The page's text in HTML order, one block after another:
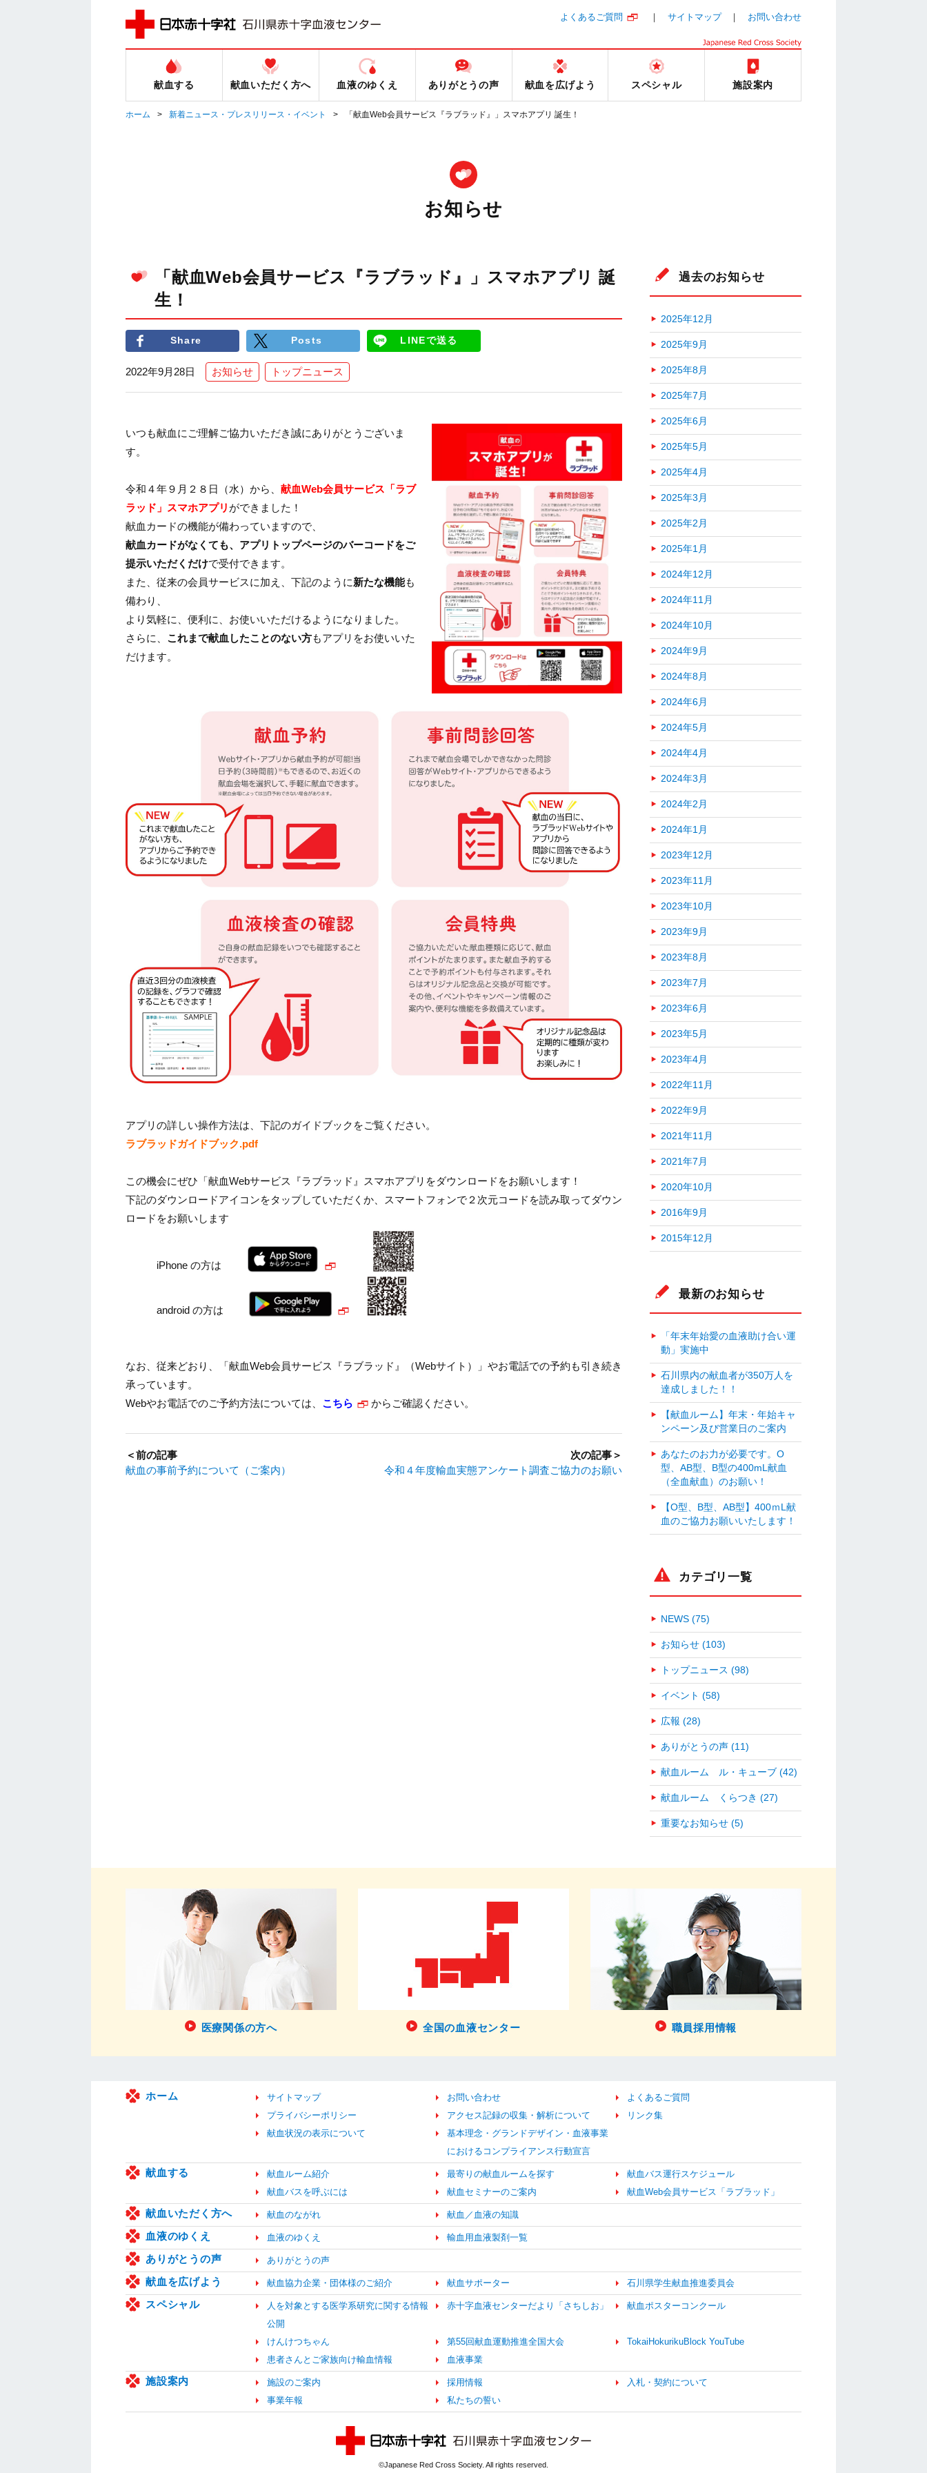
よくあるご質問 サイトマップ お問い合わせ
献血する 献血いただく方へ 血液のゆくえ ありがとうの声 献血を広げよう スペシャル 施設案内
ホーム 新着ニュース・プレスリリース・イベント 「献血Web会員サービス『ラブラッド』」スマホアプリ 誕生！
お知らせ
「献血Web会員サービス『ラブラッド』」スマホアプリ 誕
生！
Share Posts LINEで送る
2022年9月28日 お知らせ トップニュース
いつも献血にご理解ご協力いただき誠にありがとうございま
す。
令和４年９月２８日（水）から、 献血Web会員サービス「ラブ
ラッド」スマホアプリ ができました！
献血カードの機能が備わっていますので、
献血カードがなくても、アプリトップページのバーコードをご
提示いただくだけで受付できます。
また、従来の会員サービスに加え、下記のように新たな機能も
備わり、
より気軽に、便利に、お使いいただけるようになりました。
さらに、 これまで献血したことのない方もアプリをお使いいた
だけます。
アプリの詳しい操作方法は、下記のガイドブックをご覧ください。
ラブラッドガイドブック.pdf
この機会にぜひ「献血Webサービス『ラブラッド』スマホアプリをダウンロードをお願いします！
下記のダウンロードアイコンをタップしていただくか、スマートフォンで２次元コードを読み取ってダウン
ロードをお願いします
iPhone の方は
android の方は
なお、従来どおり、「献血Web会員サービス『ラブラッド』（Webサイト）」やお電話での予約も引き続き
承っています。
Webやお電話でのご予約方法については、 こちら からご確認ください。
＜前の記事
献血の事前予約について（ご案内）
次の記事＞
令和４年度輸血実態アンケート調査ご協力のお願い
過去のお知らせ
2025年12月
2025年9月
2025年8月
2025年7月
2025年6月
2025年5月
2025年4月
2025年3月
2025年2月
2025年1月
2024年12月
2024年11月
2024年10月
2024年9月
2024年8月
2024年6月
2024年5月
2024年4月
2024年3月
2024年2月
2024年1月
2023年12月
2023年11月
2023年10月
2023年9月
2023年8月
2023年7月
2023年6月
2023年5月
2023年4月
2022年11月
2022年9月
2021年11月
2021年7月
2020年10月
2016年9月
2015年12月
最新のお知らせ
「年末年始愛の血液助け合い運
動」実施中
石川県内の献血者が350万人を
達成しました！！
【献血ルーム】年末・年始キャ
ンペーン及び営業日のご案内
あなたのお力が必要です。O
型、AB型、B型の400mL献血
（全血献血）のお願い！
【O型、B型、AB型】400ｍL献
血のご協力お願いいたします！
カテゴリ一覧
NEWS (75)
お知らせ (103)
トップニュース (98)
イベント (58)
広報 (28)
ありがとうの声 (11)
献血ルーム ル・キューブ (42)
献血ルーム くらつき (27)
重要なお知らせ (5)
医療関係の方へ 全国の血液センター 職員採用情報
ホーム サイトマップ お問い合わせ
よくあるご質問
プライバシーポリシー
アクセス記録の収集・解析について
リンク集
献血状況の表示について
基本理念・グランドデザイン・血液事業
におけるコンプライアンス行動宣言
献血する 献血ルーム紹介 最寄りの献血ルームを探す
献血バス運行スケジュール
献血バスを呼ぶには
献血セミナーのご案内 献血Web会員サービス「ラブラッド」
献血いただく方へ 献血のながれ 献血／血液の知識
血液のゆくえ 血液のゆくえ 輸血用血液製剤一覧
ありがとうの声 ありがとうの声
献血を広げよう 献血協力企業・団体様のご紹介 献血サポーター 石川県学生献血推進委員会
スペシャル
人を対象とする医学系研究に関する情報
公開
赤十字血液センターだより「さちしお」 献血ポスターコンクール
けんけつちゃん 第55回献血運動推進全国大会
TokaiHokurikuBlock YouTube
患者さんとご家族向け輸血情報
血液事業
施設案内 施設のご案内 採用情報
入札・契約について
事業年報
私たちの誓い
©Japanese Red Cross Society. All rights reserved.